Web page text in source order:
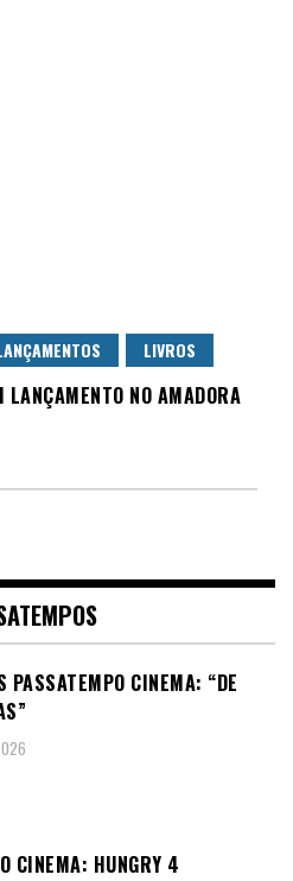
LIVROS
NO AMADORA
PASSATEMPO CINEMA: “DE
CINEMA: HUNGRY 4